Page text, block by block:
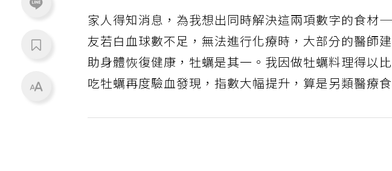
家人得知消息，為我想出同時解決這兩項數字的食
友若白血球數不足，無法進行化療時，大部分的醫師
助身體恢復健康，牡蠣是其一。我因做牡蠣料理得以
吃牡蠣再度驗血發現，指數大幅提升，算是另類醫療食